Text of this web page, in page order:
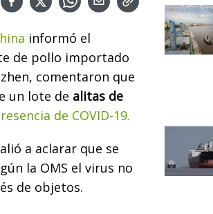
informó el
de pollo importado
comentaron que
un lote de alitas de
de COVID-19.
a aclarar que se
la OMS el virus no
de objetos.